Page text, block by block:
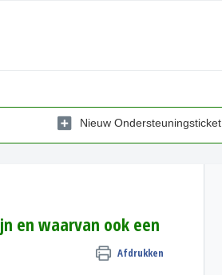
Nieuw Ondersteuningsticket
en waarvan ook een
Afdrukken